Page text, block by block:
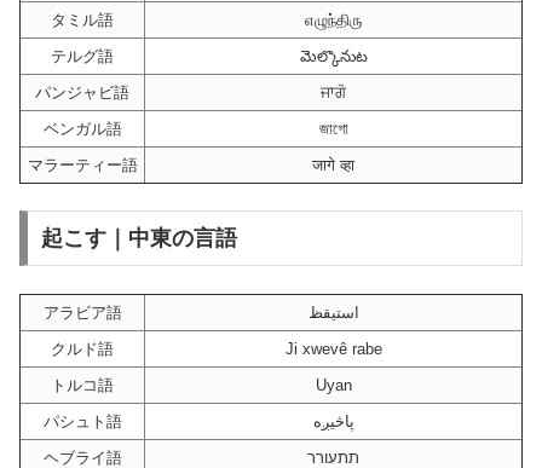
タミル語
எழுந்திரு
テルグ語
మెల్కొనుట
パンジャビ語
ਜਾਗੋ
ベンガル語
জাগো
マラーティー語
जागे व्हा
起こす｜中東の言語
アラビア語
استيقظ
クルド語
Ji xwevê rabe
トルコ語
Uyan
パシュト語
پاڅیږه
ヘブライ語
תתעורר